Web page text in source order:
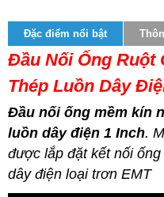
Đặc điểm nổi bật
Đầu Nối Ống Ruột
Thép Luồn Dây
Đầu nối ống mềm kín
luồn dây điện 1 Inch.
được lắp đặt kết nối
dây điện loại trơn EMT